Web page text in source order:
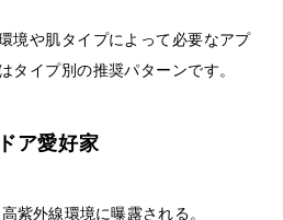
境や肌タイプによって必要なアプ
タイプ別の推奨パターンです。
ア愛好家
紫外線環境に曝露される。